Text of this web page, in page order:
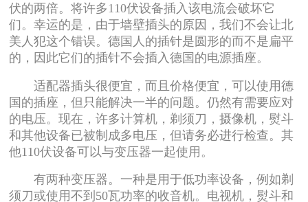
伏的两倍。将许多110伏设备插入该电流会破坏它
们。幸运的是，由于墙壁插头的原因，我们不会让北
美人犯这个错误。德国人的插针是圆形的而不是扁平
的，因此它们的插针不会插入德国的电源插座。
适配器插头很便宜，而且价格便宜，可以使用德
国的插座，但只能解决一半的问题。仍然有需要应对
的电压。现在，许多计算机，剃须刀，摄像机，熨斗
和其他设备已被制成多电压，但请务必进行检查。其
他110伏设备可以与变压器一起使用。
有两种变压器。一种是用于低功率设备，例如剃
须刀或使用不到50瓦功率的收音机。电视机，熨斗和